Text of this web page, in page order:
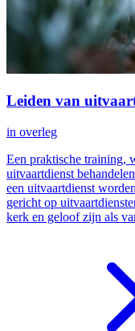
Leiden van
in overleg
Een praktische training,
uitvaartdienst
een uitvaartdienst
gericht op
kerk en geloof zijn als